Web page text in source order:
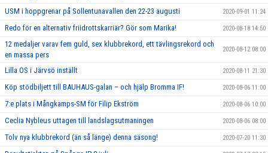
USM i hoppgrenar på Sollentunavallen den 22-23 augusti 2020-09-01 11:24
Redo för en alternativ friidrottskarriär? Gör som Marika! 2020-08-18 14:50
12 medaljer varav fem guld, sex klubbrekord, ett tävlingsrekord och
en massa pers
2020-08-12 08:00
Lilla OS i Järvsö inställt 2020-08-11 21:30
Köp stödbiljett till BAUHAUS-galan – och hjälp Bromma IF! 2020-08-06 11:00
7:e plats i Mångkamps-SM för Filip Ekström 2020-08-06 10:00
Ceclia Nybleus uttagen till landslagsutmaningen 2020-08-06 08:00
Tolv nya klubbrekord (än så länge) denna säsong! 2020-07-20 11:30